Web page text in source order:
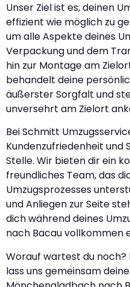
Unser Ziel ist es, deinen
effizient wie möglich zu
um alle Aspekte deines
Verpackung und dem
hin zur Montage am
behandelt deine
äußerster Sorgfalt und
unversehrt am Zielort
Bei Schmitt
Kundenzufriedenheit
Stelle. Wir bieten dir ein
freundliches Team, das
Umzugsprozesses
und Anliegen zur Seite
dich während deines
nach Bacau vollkommen
Worauf wartest du
lass uns gemeinsam